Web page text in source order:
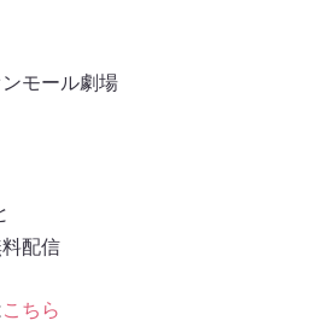
モール劇場
配信
こちら